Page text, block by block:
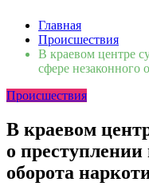
Сломалась бытовая
быстро вернуть
Мобильная реклама
Во Владивостоке
Зарядка с
во Владивостоке
Вельгодский Олег
Бочин Сергей
Ходнева Василиса
Главная
Происшествия
В краевом центре
сфере незаконного
Происшествия
В краевом
о преступлении
оборота